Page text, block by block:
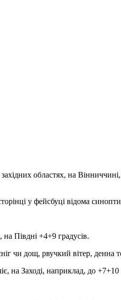
областях, на
у фейсбуці відома
Півдні +4+9 градусів.
чи дощ, рвучкий вітер, денна
на Заході, наприклад, до +7+10